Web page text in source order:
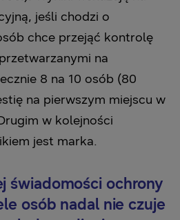
jeśli chodzi o
chce przejąć kontrolę
na
8 na 10 osób (80
na pierwszym miejscu w
w kolejności
jest marka.
świadomości ochrony
osób nadal nie czuje